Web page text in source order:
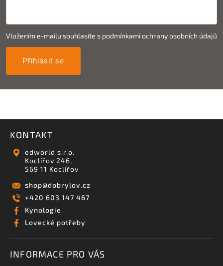
Vložením e-mailu souhlasíte s podmínkami ochrany osobních údajů
Přihlásit se
KONTAKT
edworld s.r.o.
Koclířov 246,
569 11 Koclířov
shop@dobrylov.cz
+420 603 147 467
Kynologie
Lovecké potřeby
INFORMACE PRO VÁS